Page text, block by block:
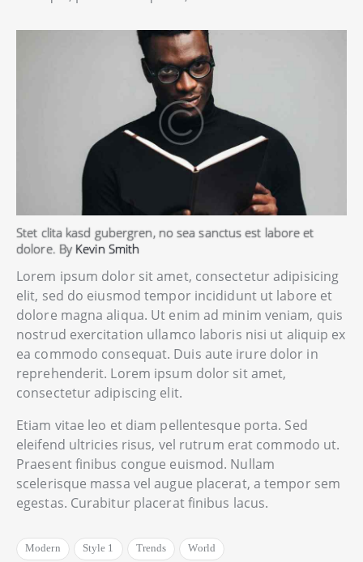
Stet clita kasd gubergren, no sea sanctus est labore et
dolore. By Kevin Smith
Lorem ipsum dolor sit amet, consectetur adipisicing
elit, sed do eiusmod tempor incididunt ut labore et
dolore magna aliqua. Ut enim ad minim veniam, quis
nostrud exercitation ullamco laboris nisi ut aliquip ex
ea commodo consequat. Duis aute irure dolor in
reprehenderit. Lorem ipsum dolor sit amet,
consectetur adipiscing elit.
Etiam vitae leo et diam pellentesque porta. Sed
eleifend ultricies risus, vel rutrum erat commodo ut.
Praesent finibus congue euismod. Nullam
scelerisque massa vel augue placerat, a tempor sem
egestas. Curabitur placerat finibus lacus.
Modern Style 1 Trends World